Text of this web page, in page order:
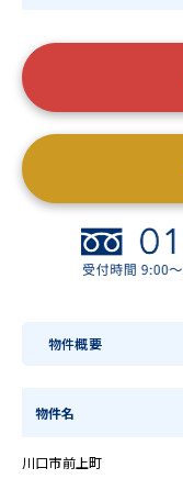
物件概要
物件名
川口市前上町